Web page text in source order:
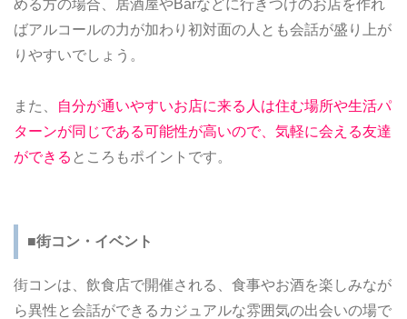
める方の場合、居酒屋やBarなどに行きつけのお店を作れ
ばアルコールの力が加わり初対面の人とも会話が盛り上が
りやすいでしょう。
また、
自分が通いやすいお店に来る人は住む場所や生活パ
ターンが同じである可能性が高いので、気軽に会える友達
ができる ところもポイントです。
■街コン・イベント
街コンは、飲食店で開催される、食事やお酒を楽しみなが
ら異性と会話ができるカジュアルな雰囲気の出会いの場で